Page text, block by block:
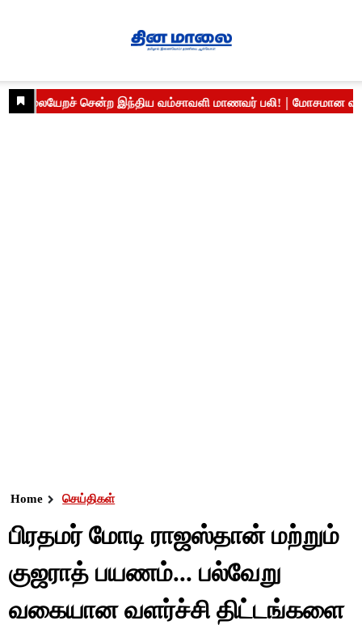
Home செய்திகள்
பிரதமர் மோடி ராஜஸ்தான் மற்றும்
குஜராத் பயணம்... பல்வேறு
வகையான வளர்ச்சி திட்டங்களை